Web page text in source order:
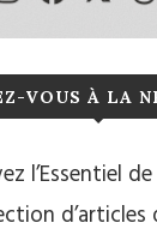
VOUS À LA
l’Essentiel